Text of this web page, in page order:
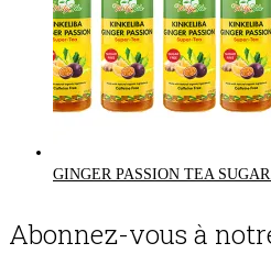
GINGER PASSION TEA
Abonnez-vous à